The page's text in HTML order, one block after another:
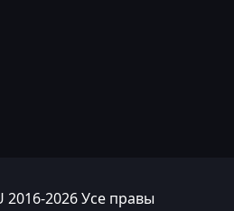
2016-2026 Усе правы